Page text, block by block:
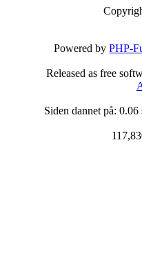
Powered byPHP-
Released as free
Siden dannet på: